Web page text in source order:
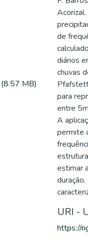
(8.57 MB)
de
diários
chuvas
para
entre
A
permite
estimar
URI -
https://